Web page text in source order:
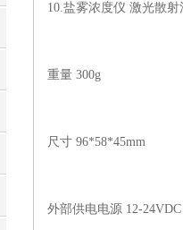
10.盐雾浓度仪 激光散
重量 300g
尺寸 96*58*45mm
外部供电电源 12-24VDC